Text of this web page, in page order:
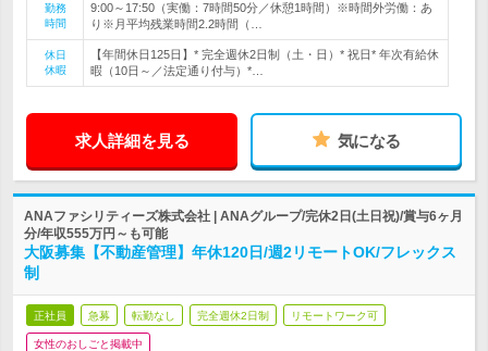
勤務
時間
9:00～17:50（実働：7時間50分／休憩1時間）※時間外労働：あ
り※月平均残業時間2.2時間（…
休日
休暇
【年間休日125日】* 完全週休2日制（土・日）* 祝日* 年次有給休
暇（10日～／法定通り付与）*…
求人詳細を見る 気になる
ANAファシリティーズ株式会社 | ANAグループ/完休2日(土日祝)/賞与6ヶ月
分/年収555万円～も可能
大阪募集【不動産管理】年休120日/週2リモートOK/フレックス
制
正社員 急募 転勤なし 完全週休2日制 リモートワーク可
女性のおしごと掲載中